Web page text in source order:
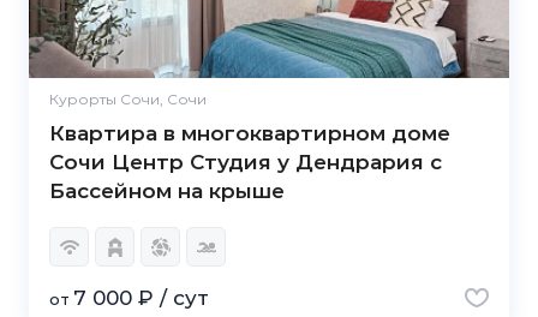
Курорты Сочи, Сочи
Квартира в многоквартирном доме
Сочи Центр Студия у Дендрария с
Бассейном на крыше
от 7 000 ₽ / сут